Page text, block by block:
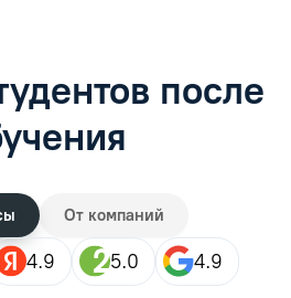
после
От компаний
4.9 5.0 4.9